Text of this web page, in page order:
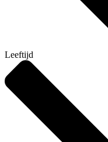
Leeftijd